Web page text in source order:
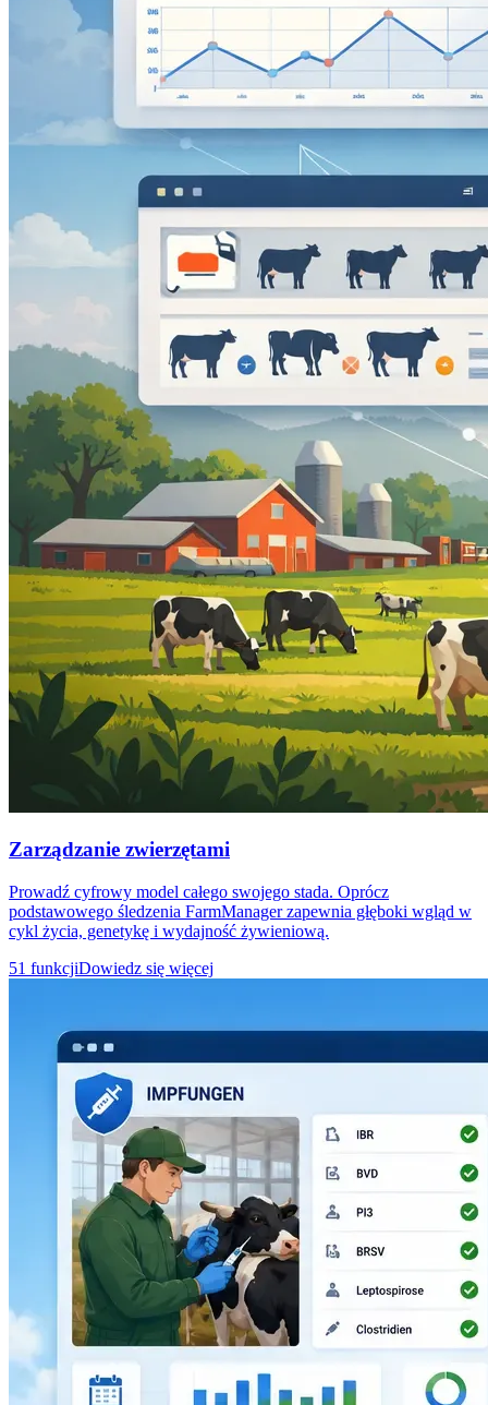
Zarządzanie zwierzętami
Prowadź cyfrowy model całego swojego stada. Oprócz
podstawowego śledzenia FarmManager zapewnia głęboki wgląd w
cykl życia, genetykę i wydajność żywieniową.
51 funkcjiDowiedz się więcej